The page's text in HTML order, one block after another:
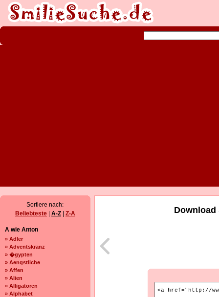
Sortiere nach:
Beliebteste
A-Z Z-A
A wie Anton
» Adler
» Adventskranz
» �gypten
» Aengstliche
» Affen
» Alien
» Alligatoren
» Alphabet